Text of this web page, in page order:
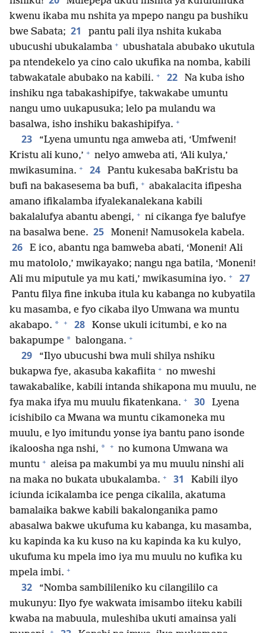
kwenu ikaba mu nshita ya mpepo nangu pa bushiku
bwe Sabata; 21
pantu pali ilya nshita kukaba
ubucushi ubukalamba + ubushatala abubako ukutula
pa ntendekelo ya cino calo ukufika na nomba, kabili
tabwakatale abubako na kabili. + 22
Na kuba isho
inshiku nga tabakashipifye, takwakabe umuntu
nangu umo uukapusuka; lelo pa mulandu wa
basalwa, isho inshiku bakashipifya. +
23
“Lyena umuntu nga amweba ati, ‘Umfweni!
Kristu ali kuno,’ + nelyo amweba ati, ‘Ali kulya,’
mwikasumina. + 24
Pantu kukesaba baKristu ba
bufi na bakasesema ba bufi, + abakalacita ifipesha
amano ifikalamba ifyalekanalekana kabili
bakalalufya abantu abengi, + ni cikanga fye balufye
na basalwa bene. 25 Moneni! Namusokela kabela.
26
E ico, abantu nga bamweba abati, ‘Moneni! Ali
mu matololo,’ mwikayako; nangu nga batila, ‘Moneni!
Ali mu miputule ya mu kati,’ mwikasumina iyo. + 27
Pantu filya fine inkuba itula ku kabanga no kubyatila
ku masamba, e fyo cikaba ilyo Umwana wa muntu
akabapo. * + 28
Konse ukuli icitumbi, e ko na
bakapumpe * balongana. +
29
“Ilyo ubucushi bwa muli shilya nshiku
bukapwa fye, akasuba kakafiita + no mweshi
tawakabalike, kabili intanda shikapona mu muulu, ne
fya maka ifya mu muulu fikatenkana. + 30
Lyena
icishibilo ca Mwana wa muntu cikamoneka mu
muulu, e lyo imitundu yonse iya bantu pano isonde
ikaloosha nga nshi, * + no kumona Umwana wa
muntu + aleisa pa makumbi ya mu muulu ninshi ali
na maka no bukata ubukalamba. + 31
Kabili ilyo
iciunda icikalamba ice penga cikalila, akatuma
bamalaika bakwe kabili bakalonganika pamo
abasalwa bakwe ukufuma ku kabanga, ku masamba,
ku kapinda ka ku kuso na ku kapinda ka ku kulyo,
ukufuma ku mpela imo iya mu muulu no kufika ku
mpela imbi. +
32
“Nomba sambilileniko ku cilangililo ca
mukunyu: Ilyo fye wakwata imisambo iiteku kabili
kwaba na mabuula, muleshiba ukuti amainsa yali